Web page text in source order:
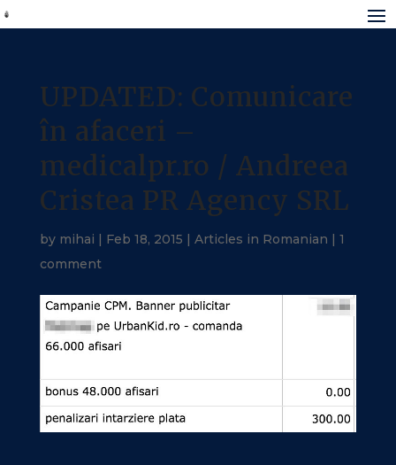
UPDATED: Comunicare
în afaceri –
medicalpr.ro / Andreea
Cristea PR Agency SRL
by mihai | Feb 18, 2015 | Articles in Romanian | 1
comment